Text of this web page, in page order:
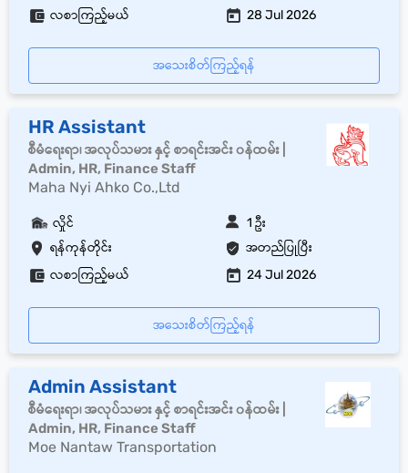
လစာကြည့်မယ် 28 Jul 2026
အသေးစိတ်ကြည့်ရန်
HR Assistant
စီမံရေးရာ၊ အလုပ်သမား နှင့် စာရင်းအင်း ၀န်ထမ်း |
Admin, HR, Finance Staff
Maha Nyi Ahko Co.,Ltd
ရန်ကုန်တိုင်း အတည်ပြုပြီး
လှိုင် 1 ဦး
လစာကြည့်မယ် 24 Jul 2026
အသေးစိတ်ကြည့်ရန်
Admin Assistant
စီမံရေးရာ၊ အလုပ်သမား နှင့် စာရင်းအင်း ၀န်ထမ်း |
Admin, HR, Finance Staff
Moe Nantaw Transportation